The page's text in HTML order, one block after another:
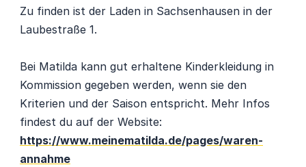
Zu finden ist der Laden in Sachsenhausen in der
Laubestraße 1.
Bei Matilda kann gut erhaltene Kinderkleidung in
Kommission gegeben werden, wenn sie den
Kriterien und der Saison entspricht. Mehr Infos
findest du auf der Website:
https://www.meinematilda.de/pages/waren-
annahme